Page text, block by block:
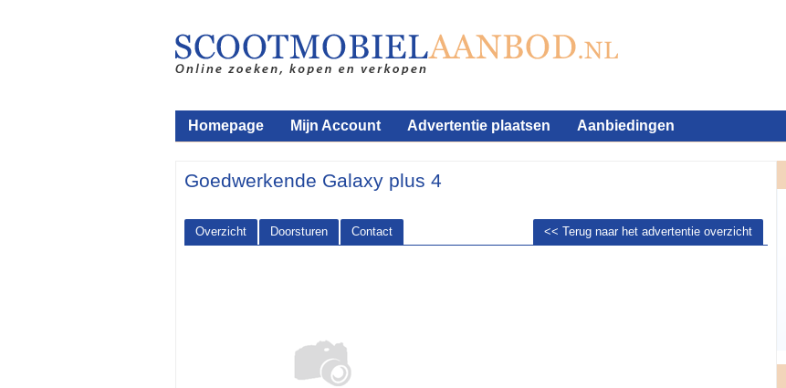
Homepage Mijn Account Advertentie plaatsen Aanbiedingen
Goedwerkende Galaxy plus 4
Overzicht Doorsturen Contact << Terug naar het advertentie overzicht